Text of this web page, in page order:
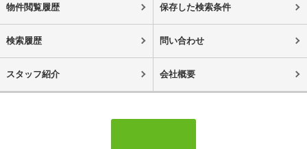
物件閲覧履歴 保存した検索条件
検索履歴 問い合わせ
スタッフ紹介 会社概要